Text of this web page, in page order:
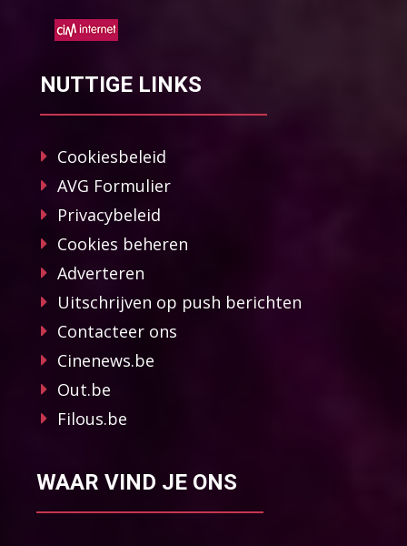
NUTTIGE LINKS
Cookiesbeleid
AVG Formulier
Privacybeleid
Cookies beheren
Adverteren
Uitschrijven op push berichten
Contacteer ons
Cinenews.be
Out.be
Filous.be
WAAR VIND JE ONS